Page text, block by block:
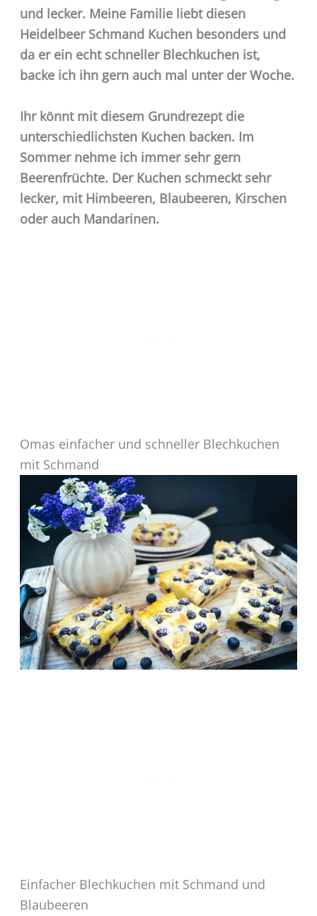
und lecker. Meine Familie liebt diesen
Heidelbeer Schmand Kuchen besonders und
da er ein echt schneller Blechkuchen ist,
backe ich ihn gern auch mal unter der Woche.
Ihr könnt mit diesem Grundrezept die
unterschiedlichsten Kuchen backen. Im
Sommer nehme ich immer sehr gern
Beerenfrüchte. Der Kuchen schmeckt sehr
lecker, mit Himbeeren, Blaubeeren, Kirschen
oder auch Mandarinen.
Omas einfacher und schneller Blechkuchen
mit Schmand
Einfacher Blechkuchen mit Schmand und
Blaubeeren